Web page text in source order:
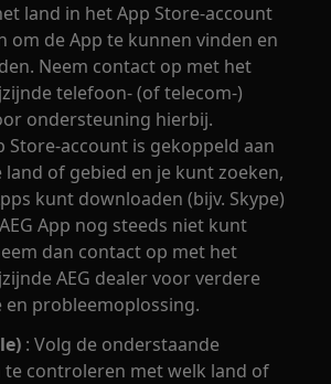
land in het App Store-account
om de App te kunnen vinden en
Neem contact op met het
telefoon- (of telecom-)
ondersteuning hierbij.
Store-account is gekoppeld aan
land of gebied en je kunt zoeken,
kunt downloaden (bijv. Skype)
App nog steeds niet kunt
dan contact op met het
AEG dealer voor verdere
en probleemoplossing.
: Volg de onderstaande
controleren met welk land of